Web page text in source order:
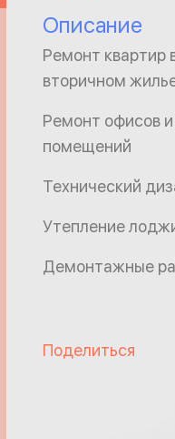
Описание
Ремонт квартир
вторичном
Ремонт офисов
помещений
Технический
Утепление
Демонтажные
Поделиться